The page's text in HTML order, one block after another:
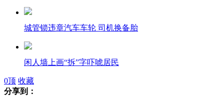
城管锁违章汽车车轮 司机换备胎
闲人墙上画“拆”字吓唬居民
美国“女间谍”学校受追捧
0顶 收藏
分享到：